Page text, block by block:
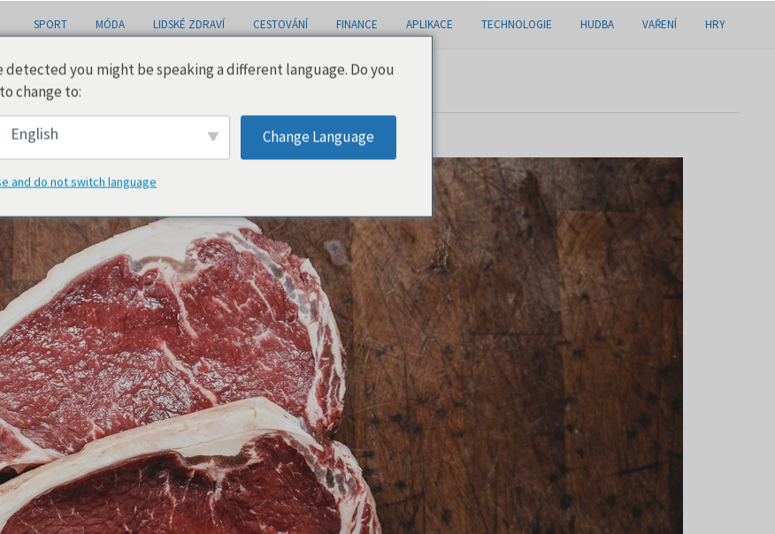
SPORT MÓDA LIDSKÉ ZDRAVÍ CESTOVÁNÍ FINANCE APLIKACE TECHNOLOGIE HUDBA VAŘENÍ HRY
detected you might be speaking a different language. Do you
change to:
English Change Language
and do not switch language